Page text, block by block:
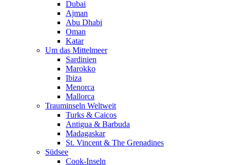
Dubai
Ajman
Abu Dhabi
Oman
Katar
Um das Mittelmeer
Sardinien
Marokko
Ibiza
Menorca
Mallorca
Trauminseln Weltweit
Turks & Caicos
Antigua & Barbuda
Madagaskar
St. Vincent & The Grenadines
Südsee
Cook-Inseln